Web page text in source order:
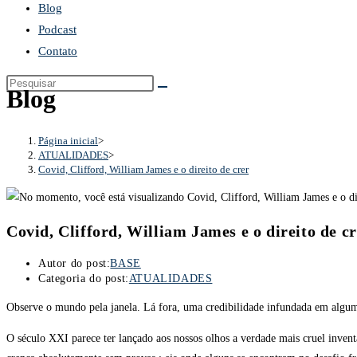
Blog
Podcast
Contato
Blog
Página inicial>
ATUALIDADES>
Covid, Clifford, William James e o direito de crer
Covid, Clifford, William James e o direito de
Autor do post:BASE
Categoria do post:ATUALIDADES
Observe o mundo pela janela. Lá fora, uma credibilidade infundada em
O século XXI parece ter lançado aos nossos olhos a verdade mais cruel